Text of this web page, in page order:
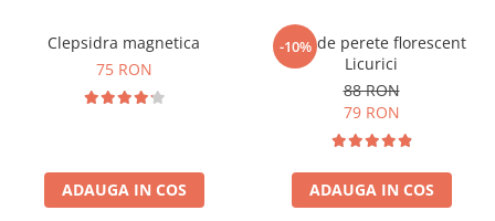
Clepsidra magnetica
75 RON
ADAUGA IN COS
-10%
Ceas de perete florescent
Licurici
88 RON
79 RON
ADAUGA IN COS